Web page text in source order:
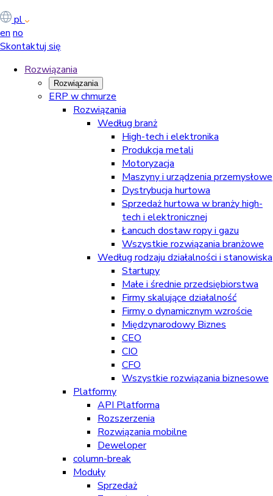
pl
en no
Skontaktuj się
Rozwiązania
Rozwiązania
ERP w chmurze
Rozwiązania
Według branż
High-tech i elektronika
Produkcja metali
Motoryzacja
Maszyny i urządzenia przemysłowe
Dystrybucja hurtowa
Sprzedaż hurtowa w branży high-
tech i elektronicznej
Łancuch dostaw ropy i gazu
Wszystkie rozwiązania branżowe
Według rodzaju działalności i stanowiska
Startupy
Małe i średnie przedsiębiorstwa
Firmy skalujące działalność
Firmy o dynamicznym wzroście
Międzynarodowy Biznes
CEO
CIO
CFO
Wszystkie rozwiązania biznesowe
Platformy
API Platforma
Rozszerzenia
Rozwiązania mobilne
Deweloper
column-break
Moduły
Sprzedaż